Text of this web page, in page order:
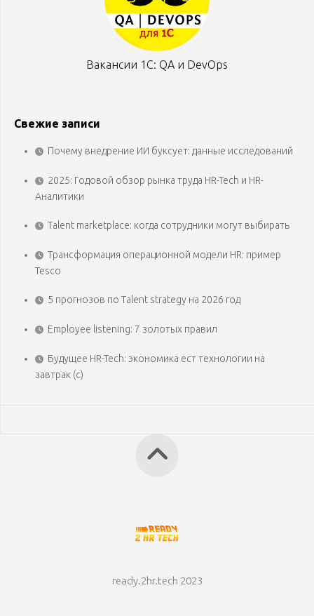
Вакансии 1С: QA и DevOps
Свежие записи
Почему внедрение ИИ буксует: данные исследований
2025: Годовой обзор рынка труда HR-Tech и HR-
Аналитики
Talent marketplace: когда сотрудники могут выбирать
Трансформация операционной модели HR: пример
Tesco
5 прогнозов по Talent strategy на 2026 год
Employee listening: 7 золотых правил
Будущее HR-Tech: экономика ест технологии на
завтрак (с)
ready.2hr.tech 2023